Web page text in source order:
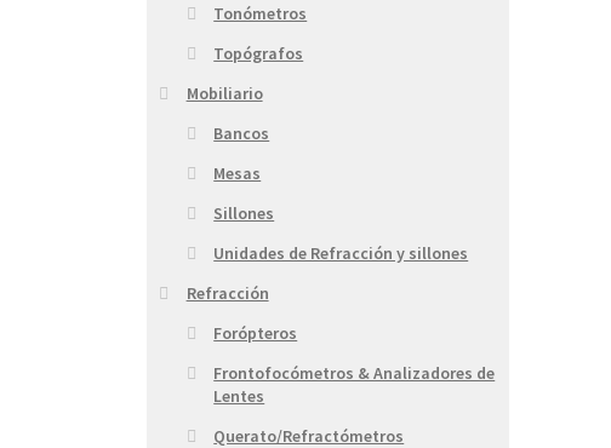
Tonómetros
Topógrafos
Mobiliario
Bancos
Mesas
Sillones
Unidades de Refracción y sillones
Refracción
Forópteros
Frontofocómetros & Analizadores de
Lentes
Querato/Refractómetros